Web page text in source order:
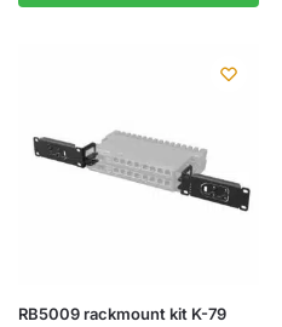
RB5009 rackmount kit K-79